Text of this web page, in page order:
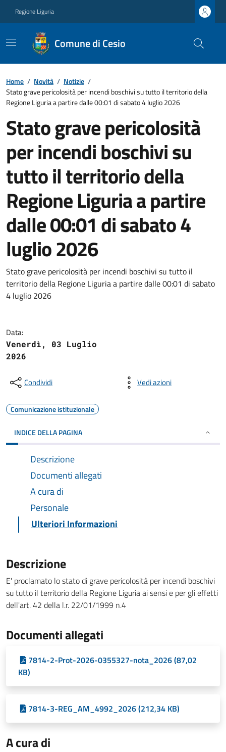
Regione Liguria
Comune di Cesio
Home / Novità / Notizie /
Stato grave pericolosità per incendi boschivi su tutto il territorio della
Regione Liguria a partire dalle 00:01 di sabato 4 luglio 2026
Stato grave pericolosità
per incendi boschivi su
tutto il territorio della
Regione Liguria a partire
dalle 00:01 di sabato 4
luglio 2026
Stato grave pericolosità per incendi boschivi su tutto il
territorio della Regione Liguria a partire dalle 00:01 di sabato
4 luglio 2026
Data:
Venerdì, 03 Luglio
2026
Condividi Vedi azioni
Comunicazione istituzionale
INDICE DELLA PAGINA
Descrizione
Documenti allegati
A cura di
Personale
Ulteriori Informazioni
Descrizione
E' proclamato lo stato di grave pericolosità per incendi boschivi
su tutto il territorio della Regione Liguria ai sensi e per gli effetti
dell'art. 42 della l.r. 22/01/1999 n.4
Documenti allegati
7814-2-Prot-2026-0355327-nota_2026 (87,02
KB)
7814-3-REG_AM_4992_2026 (212,34 KB)
A cura di